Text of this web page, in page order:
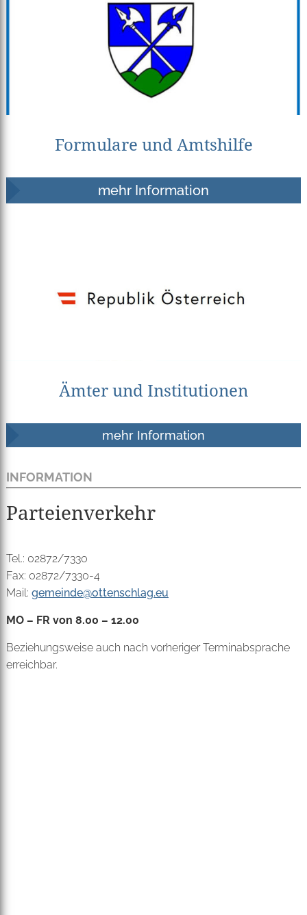
Formulare und Amtshilfe
mehr Information
Ämter und Institutionen
mehr Information
INFORMATION
Parteienverkehr
Tel.: 02872/7330
Fax: 02872/7330-4
Mail: gemeinde@ottenschlag.eu
MO – FR von 8.00 – 12.00
Beziehungsweise auch nach vorheriger Terminabsprache
erreichbar.